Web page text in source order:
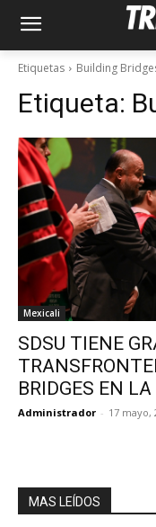
Etiquetas Building
Etiqueta:
Mexicali
SDSU TIENE
BRIDGES EN LA
Administrador - 17 mayo,
MAS LEÍDOS